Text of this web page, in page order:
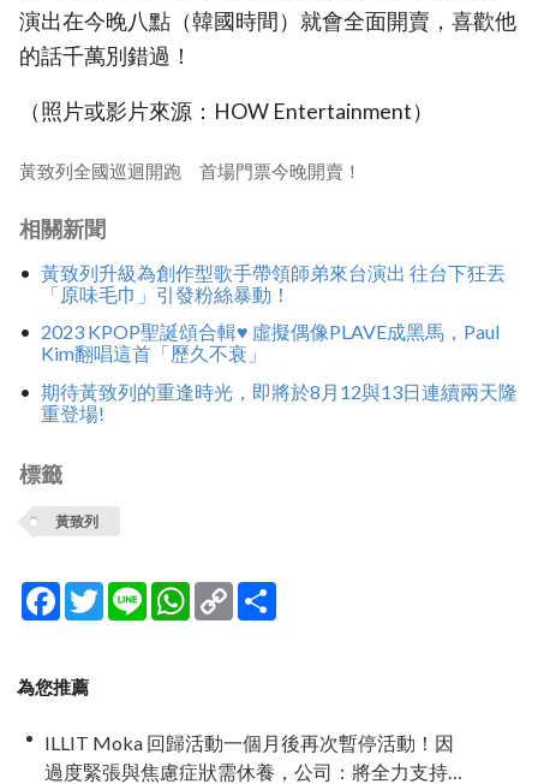
演出在今晚八點（韓國時間）就會全面開賣，喜歡他
的話千萬別錯過！
（照片或影片來源：HOW Entertainment）
黃致列全國巡迴開跑 首場門票今晚開賣！
相關新聞
黃致列升級為創作型歌手帶領師弟來台演出 往台下狂丟
「原味毛巾」引發粉絲暴動！
2023 KPOP聖誕頌合輯♥ 虛擬偶像PLAVE成黑馬，Paul
Kim翻唱這首「歷久不衰」
期待黃致列的重逢時光，即將於8月12與13日連續兩天隆
重登場!
標籤
黃致列
Facebook
TwitterLine WhatsApp
Copy
Link
為您推薦
ILLIT Moka 回歸活動一個月後再次暫停活動！因
過度緊張與焦慮症狀需休養，公司：將全力支持